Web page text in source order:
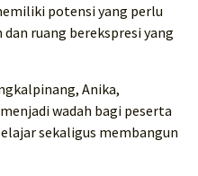
potensi yang perlu
ruang berekspresi yang
Anika,
wadah bagi peserta
sekaligus membangun